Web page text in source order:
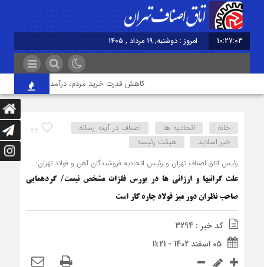
10:27:03 امروز : دوشنبه, ۱۹ مرداد , ۱۴۰۵
کاهش قدرت خرید مردم، درآمد واحدهای صنفی
22 خانه اتحادیه ها
اصناف در آینه رسانه
خبر اسلايد
هیئت رئیسه
رئیس اتاق اصناف تهران و رئیس اتحادیه فروشندگان آهن و فولاد تهران:
علت گرانی‎ها و ارزانی ها در بورس فلزات مشخص نیست/ گردهمایی
صاحب نظران دور میز فولاد چاره کار است
کد خبر : 3294
05 اسفند 1402 - 11:21